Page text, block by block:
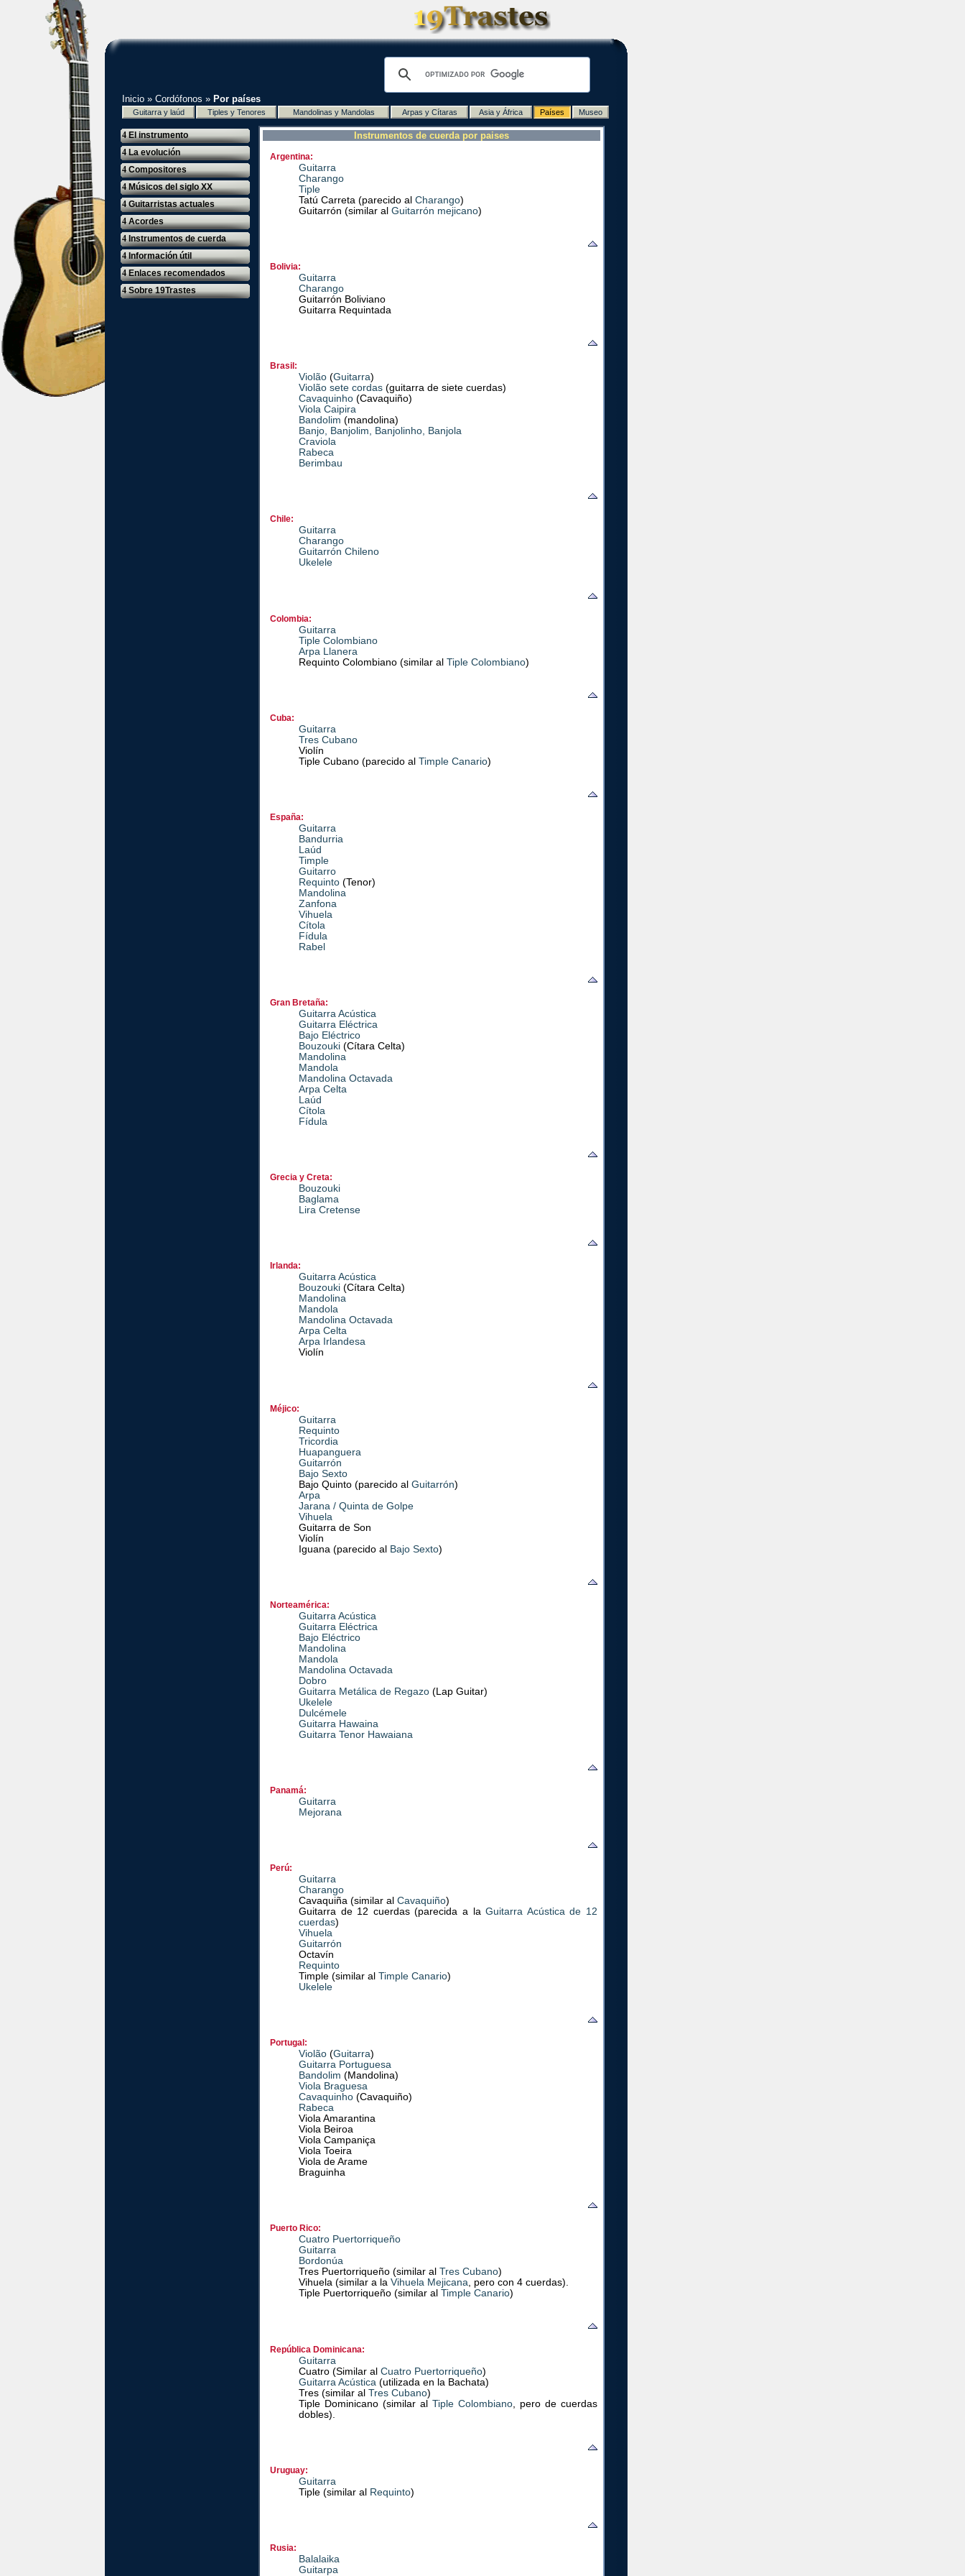
Inicio » Cordófonos » Por países
Guitarra y laúd Tiples y Tenores Mandolinas y Mandolas Arpas y Cítaras Asia y África Países Museo
4El instrumento
4La evolución
4Compositores
4Músicos del siglo XX
4Guitarristas actuales
4Acordes
4Instrumentos de cuerda
4Información útil
4Enlaces recomendados
4Sobre 19Trastes
Instrumentos de cuerda por paises
Argentina:
Guitarra
Charango
Tiple
Tatú Carreta (parecido al Charango)
Guitarrón (similar al Guitarrón mejicano)
Bolivia:
Guitarra
Charango
Guitarrón Boliviano
Guitarra Requintada
Brasil:
Violão (Guitarra)
Violão sete cordas (guitarra de siete cuerdas)
Cavaquinho (Cavaquiño)
Viola Caipira
Bandolim (mandolina)
Banjo, Banjolim, Banjolinho, Banjola
Craviola
Rabeca
Berimbau
Chile:
Guitarra
Charango
Guitarrón Chileno
Ukelele
Colombia:
Guitarra
Tiple Colombiano
Arpa Llanera
Requinto Colombiano (similar al Tiple Colombiano)
Cuba:
Guitarra
Tres Cubano
Violín
Tiple Cubano (parecido al Timple Canario)
España:
Guitarra
Bandurria
Laúd
Timple
Guitarro
Requinto (Tenor)
Mandolina
Zanfona
Vihuela
Cítola
Fídula
Rabel
Gran Bretaña:
Guitarra Acústica
Guitarra Eléctrica
Bajo Eléctrico
Bouzouki (Cítara Celta)
Mandolina
Mandola
Mandolina Octavada
Arpa Celta
Laúd
Cítola
Fídula
Grecia y Creta:
Bouzouki
Baglama
Lira Cretense
Irlanda:
Guitarra Acústica
Bouzouki (Cítara Celta)
Mandolina
Mandola
Mandolina Octavada
Arpa Celta
Arpa Irlandesa
Violín
Méjico:
Guitarra
Requinto
Tricordia
Huapanguera
Guitarrón
Bajo Sexto
Bajo Quinto (parecido al Guitarrón)
Arpa
Jarana / Quinta de Golpe
Vihuela
Guitarra de Son
Violín
Iguana (parecido al Bajo Sexto)
Norteamérica:
Guitarra Acústica
Guitarra Eléctrica
Bajo Eléctrico
Mandolina
Mandola
Mandolina Octavada
Dobro
Guitarra Metálica de Regazo (Lap Guitar)
Ukelele
Dulcémele
Guitarra Hawaina
Guitarra Tenor Hawaiana
Panamá:
Guitarra
Mejorana
Perú:
Guitarra
Charango
Cavaquiña (similar al Cavaquiño)
Guitarra de 12 cuerdas (parecida a la Guitarra Acústica de 12
cuerdas)
Vihuela
Guitarrón
Octavín
Requinto
Timple (similar al Timple Canario)
Ukelele
Portugal:
Violão (Guitarra)
Guitarra Portuguesa
Bandolim (Mandolina)
Viola Braguesa
Cavaquinho (Cavaquiño)
Rabeca
Viola Amarantina
Viola Beiroa
Viola Campaniça
Viola Toeira
Viola de Arame
Braguinha
Puerto Rico:
Cuatro Puertorriqueño
Guitarra
Bordonúa
Tres Puertorriqueño (similar al Tres Cubano)
Vihuela (similar a la Vihuela Mejicana, pero con 4 cuerdas).
Tiple Puertorriqueño (similar al Timple Canario)
República Dominicana:
Guitarra
Cuatro (Similar al Cuatro Puertorriqueño)
Guitarra Acústica (utilizada en la Bachata)
Tres (similar al Tres Cubano)
Tiple Dominicano (similar al Tiple Colombiano , pero de cuerdas
dobles).
Uruguay:
Guitarra
Tiple (similar al Requinto)
Rusia:
Balalaika
Guitarpa